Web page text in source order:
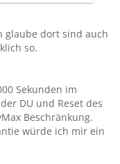
glaube dort sind auch
so.
Sekunden im
DU und Reset des
Beschränkung.
würde ich mir ein